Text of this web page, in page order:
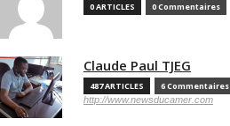
0 ARTICLES 0 Commentaires
Claude Paul TJEG
487 ARTICLES 6 Commentaires
http://www.newsducamer.com